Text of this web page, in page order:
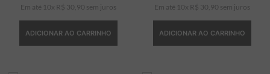
Em até 10 x R$ 30 90 sem juros
ADICIONAR AO CARRINHO
Em até 10 x R$ 30 90 sem juros
ADICIONAR AO CARRINHO